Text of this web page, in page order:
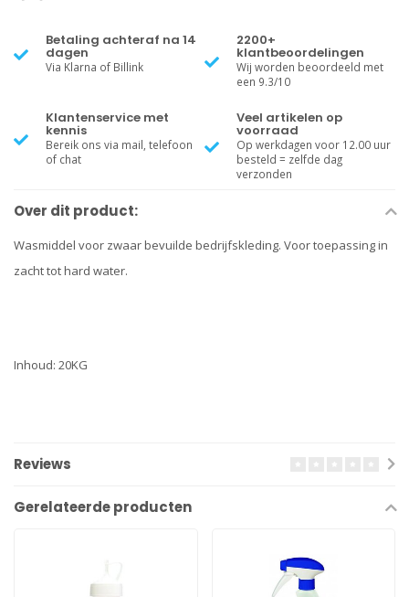
Betaling achteraf na 14
dagen
Via Klarna of Billink
2200+
klantbeoordelingen
Wij worden beoordeeld met
een 9.3/10
Klantenservice met
kennis
Bereik ons via mail, telefoon
of chat
Veel artikelen op
voorraad
Op werkdagen voor 12.00 uur
besteld = zelfde dag
verzonden
Over dit product:
Wasmiddel voor zwaar bevuilde bedrijfskleding. Voor toepassing in
zacht tot hard water.
Inhoud: 20KG
Reviews
Gerelateerde producten